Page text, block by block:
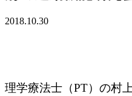
2018.10.30
理学療法士（PT）の村